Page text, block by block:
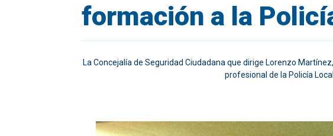
formación a la
La Concejalía de Seguridad Ciudadana que dirige Lorenzo
profesional de la Policía